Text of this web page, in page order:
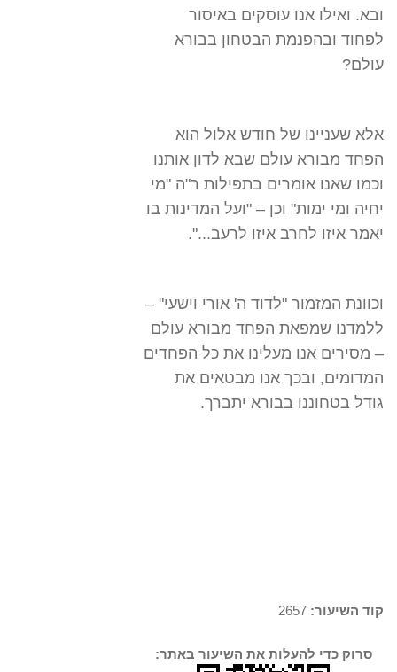
ובא. ואילו אנו עוסקים באיסור
לפחוד ובהפנמת הבטחון בבורא
עולם?
אלא שעניינו של חודש אלול הוא
הפחד מבורא עולם שבא לדון אותנו
וכמו שאנו אומרים בתפילות ר"ה "מי
יחיה ומי ימות" וכן – "ועל המדינות בו
יאמר איזו לחרב איזו לרעב...".
וכוונת המזמור "לדוד ה' אורי וישעי" –
ללמדנו שמפאת הפחד מבורא עולם
– מסירים אנו מעלינו את כל הפחדים
המדומים, ובכך אנו מבטאים את
גודל בטחוננו בבורא יתברך.
קוד השיעור:
סרוק כדי להעלות את השיעור באתר: